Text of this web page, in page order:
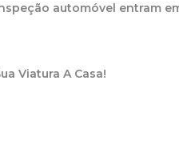
automóvel entram
Viatura A Casa!